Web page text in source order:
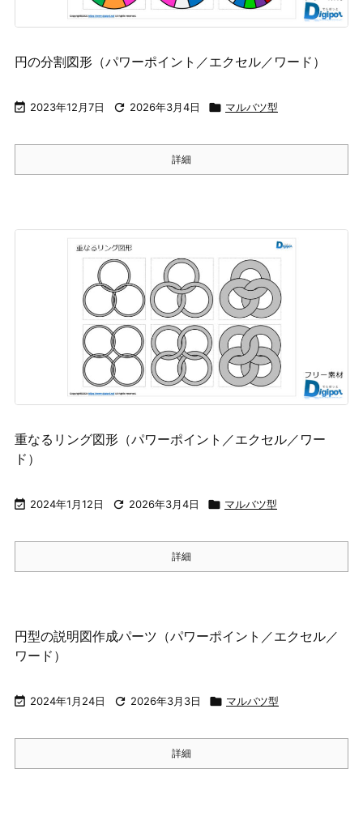
円の分割図形（パワーポイント／エクセル／ワード）
 2023年12月7日  2026年3月4日  マルバツ型
詳細
重なるリング図形（パワーポイント／エクセル／ワー
ド）
 2024年1月12日  2026年3月4日  マルバツ型
詳細
円型の説明図作成パーツ（パワーポイント／エクセル／
ワード）
 2024年1月24日  2026年3月3日  マルバツ型
詳細